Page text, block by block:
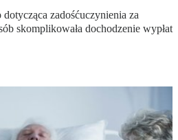
zadośćuczynienia za
skomplikowała dochodzenie wypłat